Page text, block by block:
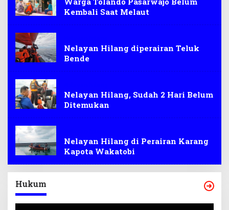
Kembali Saat Melaut
Nelayan Hilang diperairan Teluk
Bende
Nelayan Hilang, Sudah 2 Hari Belum
Ditemukan
Nelayan Hilang di Perairan Karang
Kapota Wakatobi
Hukum